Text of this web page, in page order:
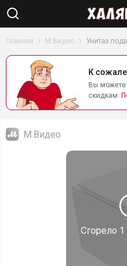
Главная М.Видео Унитаз
К
Вы можете
скидкам.
Сгорело 1
М.Видео